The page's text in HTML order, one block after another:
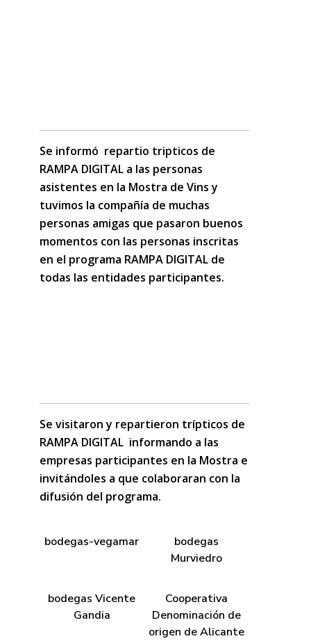
Se informó repartio tripticos de
RAMPA DIGITAL a las personas
asistentes en la Mostra de Vins y
tuvimos la compañía de muchas
personas amigas que pasaron buenos
momentos con las personas inscritas
en el programa RAMPA DIGITAL de
todas las entidades participantes.
Se visitaron y repartieron trípticos de
RAMPA DIGITAL informando a las
empresas participantes en la Mostra e
invitándoles a que colaboraran con la
difusión del programa.
bodegas-vegamar
bodegas
Murviedro
bodegas Vicente
Gandia
Cooperativa
Denominación de
origen de Alicante